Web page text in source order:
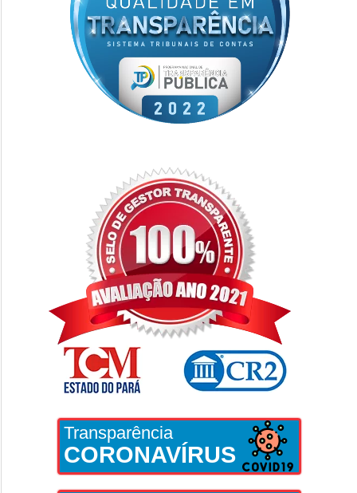
Transparência
CORONAVÍRUS